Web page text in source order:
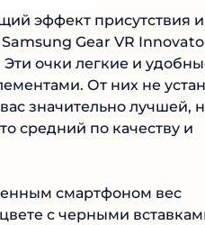
эффект присутствия и
Gear VR
очки легкие и
От них не
значительно лучшей,
средний по качеству и
смартфоном вес
с черными